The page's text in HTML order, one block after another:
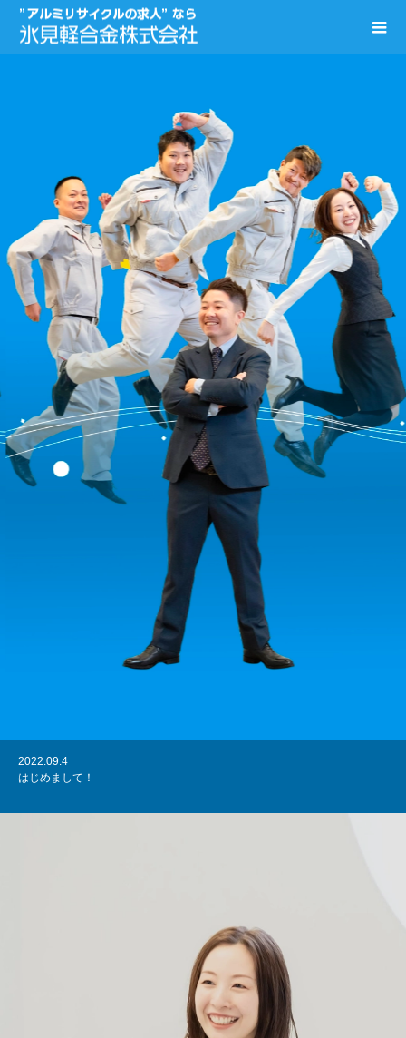
俺らと一緒に
熱い風を起こしてく
れ！
Himi Light Alloy Inc.
2022.09.21
家族でBBQ大会
2022.09.4
はじめまして！